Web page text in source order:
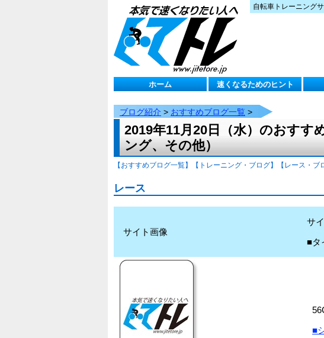
自転車トレーニング
ホーム 速くなるためのヒント
ブログ紹介 > おすすめブログ一覧 >
2019年11月20日（水）のおすす
ング、その他）
【おすすめブログ一覧】 【トレーニング・ブログ】 【レース・ブ
レース
サイト画像
サ
■タ
■